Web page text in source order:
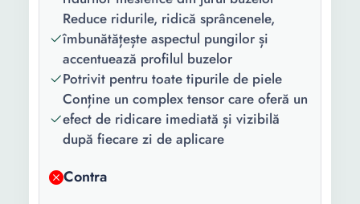
Reduce ridurile, ridică sprâncenele,
îmbunătățește aspectul pungilor și
accentuează profilul buzelor
Potrivit pentru toate tipurile de piele
Conține un complex tensor care oferă un
efect de ridicare imediată și vizibilă
după fiecare zi de aplicare
Contra